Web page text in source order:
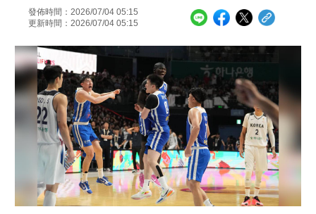
發佈時間：2026/07/04 05:15
更新時間：2026/07/04 05:15